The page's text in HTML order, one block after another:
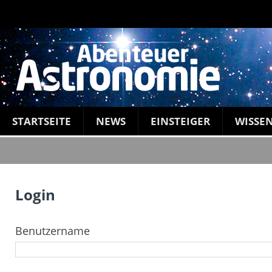
STARTSEITE NEWS EINSTEIGER
Login
Benutzername